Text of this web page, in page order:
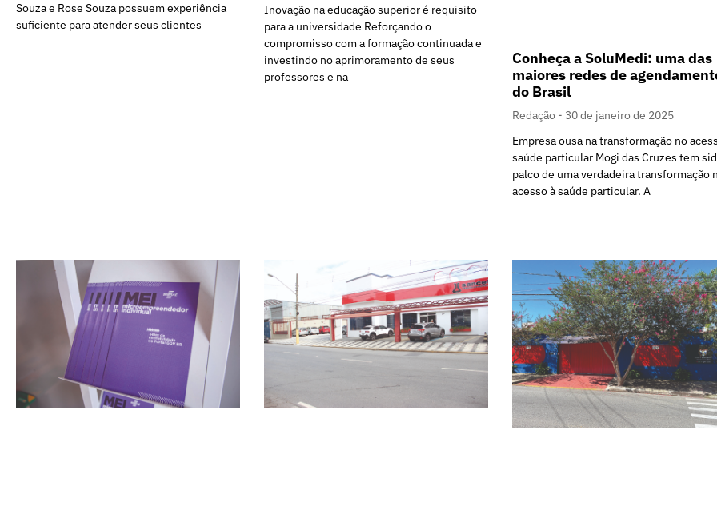
Souza e Rose Souza possuem experiência
suficiente para atender seus clientes
Inovação na educação superior é requisito
para a universidade Reforçando o
compromisso com a formação continuada e
investindo no aprimoramento de seus
professores e na
Conheça a SoluMedi: uma das
maiores redes de
do Brasil
Redação
30 de janeiro de 2025
Empresa ousa na transformação no
saúde particular Mogi das Cruzes tem
palco de uma verdadeira transformação
acesso à saúde particular. A